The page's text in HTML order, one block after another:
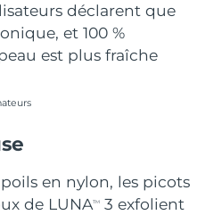
déclarent que
et 100 %
est plus fraîche
en nylon, les picots
de LUNATM
3 exfolient